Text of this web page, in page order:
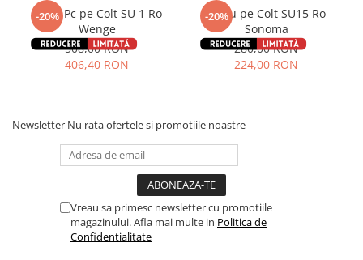
-20%
Birou Pc pe Colt SU 1 Ro
Wenge
508,00 RON
406,40 RON
-20%
Birou pe Colt SU15 Ro
Sonoma
280,00 RON
224,00 RON
Newsletter Nu rata ofertele si promotiile noastre
Vreau sa primesc newsletter cu promotiile
magazinului. Afla mai multe in Politica de
Confidentialitate